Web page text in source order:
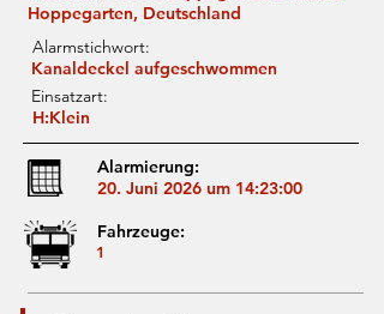
Hoppegarten, Deutschland
Alarmstichwort:
Kanaldeckel aufgeschwommen
Einsatzart:
H:Klein
Alarmierung:
20. Juni 2026 um 14:23:00
Fahrzeuge:
1